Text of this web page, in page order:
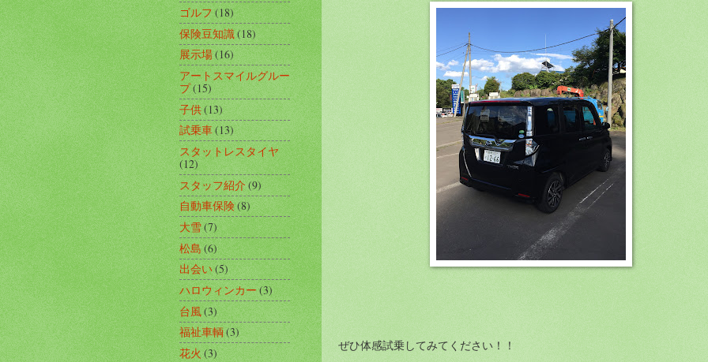
ぜひ体感試乗してみてください！！
ゴルフ(18)
保険豆知識(18)
展示場(16)
アートスマイルグルー
プ(15)
子供(13)
試乗車(13)
スタットレスタイヤ
(12)
スタッフ紹介(9)
自動車保険(8)
大雪(7)
松島 (6)
出会い(5)
ハロウィンカー(3)
台風(3)
福祉車輌(3)
花火(3)